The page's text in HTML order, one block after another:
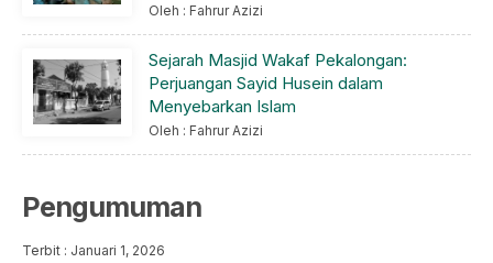
Oleh : Fahrur Azizi
Sejarah Masjid Wakaf Pekalongan:
Perjuangan Sayid Husein dalam
Menyebarkan Islam
Oleh : Fahrur Azizi
Pengumuman
Terbit : Januari 1, 2026